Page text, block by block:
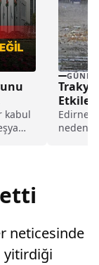
kabul
neticesinde
yitirdiği